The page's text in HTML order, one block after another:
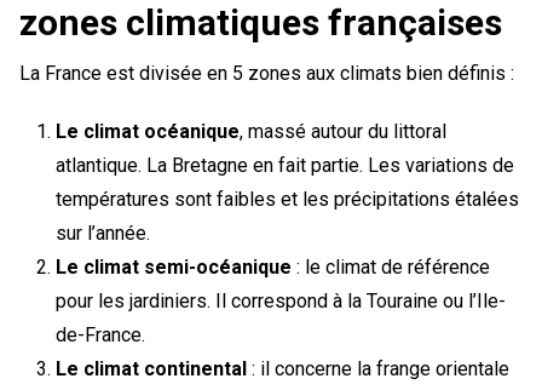
zones climatiques françaises
La France est divisée en 5 zones aux climats bien définis :
Le climat océanique, massé autour du littoral
atlantique. La Bretagne en fait partie. Les variations de
températures sont faibles et les précipitations étalées
sur l’année.
Le climat semi-océanique : le climat de référence
pour les jardiniers. Il correspond à la Touraine ou l’Ile-
de-France.
Le climat continental : il concerne la frange orientale